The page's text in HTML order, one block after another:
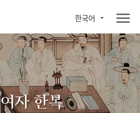
한국어
여자 한복